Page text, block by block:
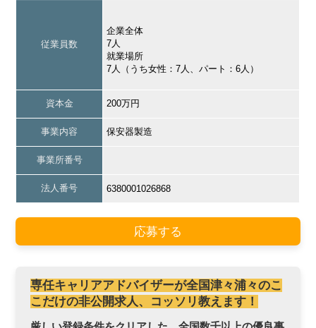
従業員数
企業全体
7人
就業場所
7人（うち女性：7人、パート：6人）
資本金 200万円
事業内容 保安器製造
事業所番号
法人番号 6380001026868
応募する
専任キャリアアドバイザーが全国津々浦々のこ
こだけの非公開求人、コッソリ教えます！